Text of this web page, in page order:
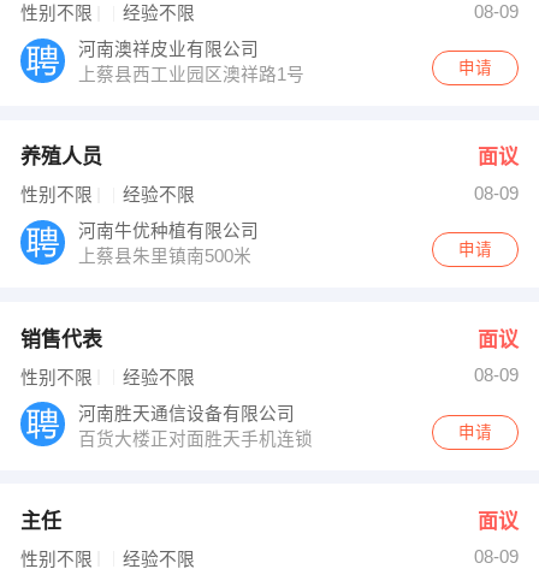
性别不限 经验不限
08-09
河南澳祥皮业有限公司
上蔡县西工业园区澳祥路1号
申请
养殖人员 面议
性别不限 经验不限
08-09
河南牛优种植有限公司
上蔡县朱里镇南500米
申请
销售代表 面议
性别不限 经验不限
08-09
河南胜天通信设备有限公司
百货大楼正对面胜天手机连锁
申请
主任 面议
性别不限 经验不限
08-09